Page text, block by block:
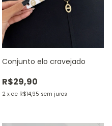
Conjunto elo cravejado
R$29,90
2 x de R$14,95 sem juros